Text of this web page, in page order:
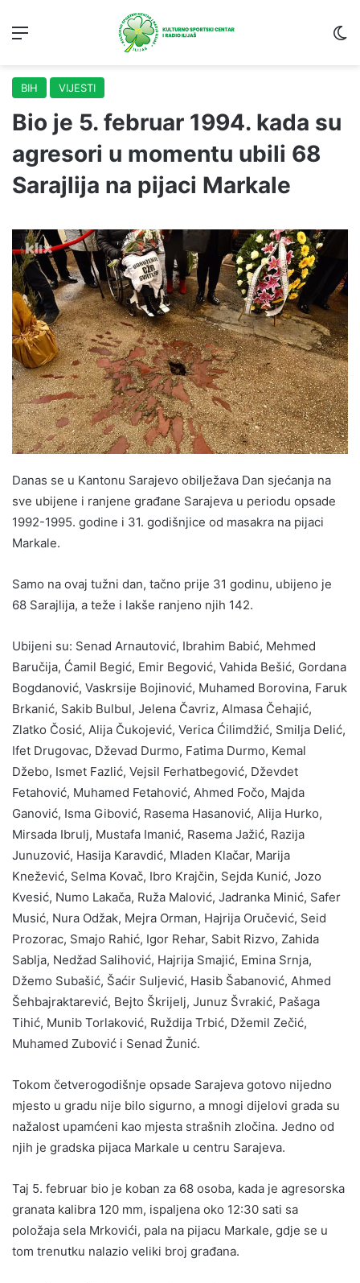
BIH VIJESTI
Bio je 5. februar 1994. kada su
agresori u momentu ubili 68
Sarajlija na pijaci Markale
Danas se u Kantonu Sarajevo obilježava Dan sjećanja na
sve ubijene i ranjene građane Sarajeva u periodu opsade
1992-1995. godine i 31. godišnjice od masakra na pijaci
Markale.
Samo na ovaj tužni dan, tačno prije 31 godinu, ubijeno je
68 Sarajlija, a teže i lakše ranjeno njih 142.
Ubijeni su: Senad Arnautović, Ibrahim Babić, Mehmed
Baručija, Ćamil Begić, Emir Begović, Vahida Bešić, Gordana
Bogdanović, Vaskrsije Bojinović, Muhamed Borovina, Faruk
Brkanić, Sakib Bulbul, Jelena Čavriz, Almasa Čehajić,
Zlatko Čosić, Alija Čukojević, Verica Ćilimdžić, Smilja Delić,
Ifet Drugovac, Dževad Durmo, Fatima Durmo, Kemal
Džebo, Ismet Fazlić, Vejsil Ferhatbegović, Dževdet
Fetahović, Muhamed Fetahović, Ahmed Fočo, Majda
Ganović, Isma Gibović, Rasema Hasanović, Alija Hurko,
Mirsada Ibrulj, Mustafa Imanić, Rasema Jažić, Razija
Junuzović, Hasija Karavdić, Mladen Klačar, Marija
Knežević, Selma Kovač, Ibro Krajčin, Sejda Kunić, Jozo
Kvesić, Numo Lakača, Ruža Malović, Jadranka Minić, Safer
Musić, Nura Odžak, Mejra Orman, Hajrija Oručević, Seid
Prozorac, Smajo Rahić, Igor Rehar, Sabit Rizvo, Zahida
Sablja, Nedžad Salihović, Hajrija Smajić, Emina Srnja,
Džemo Subašić, Šaćir Suljević, Hasib Šabanović, Ahmed
Šehbajraktarević, Bejto Škrijelj, Junuz Švrakić, Pašaga
Tihić, Munib Torlaković, Ruždija Trbić, Džemil Zečić,
Muhamed Zubović i Senad Žunić.
Tokom četverogodišnje opsade Sarajeva gotovo nijedno
mjesto u gradu nije bilo sigurno, a mnogi dijelovi grada su
nažalost upamćeni kao mjesta strašnih zločina. Jedno od
njih je gradska pijaca Markale u centru Sarajeva.
Taj 5. februar bio je koban za 68 osoba, kada je agresorska
granata kalibra 120 mm, ispaljena oko 12:30 sati sa
položaja sela Mrkovići, pala na pijacu Markale, gdje se u
tom trenutku nalazio veliki broj građana.